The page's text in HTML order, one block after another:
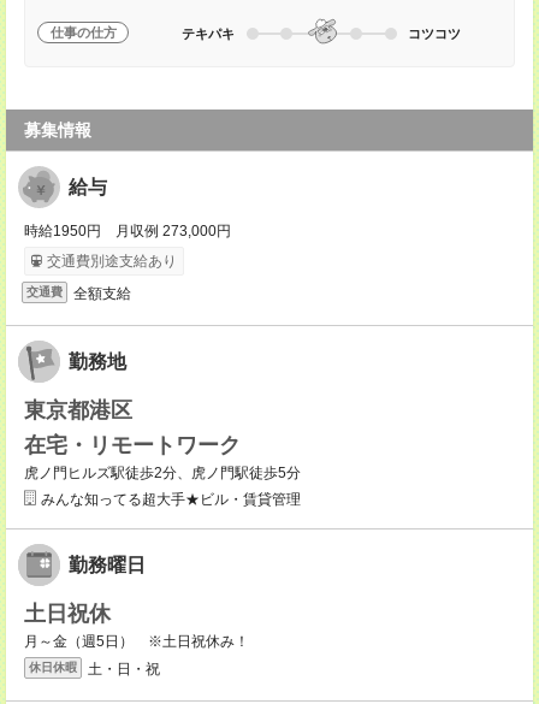
仕事の仕方 テキパキ コツコツ
募集情報
給与
時給1950円 月収例 273,000円
交通費別途支給あり
交通費 全額支給
勤務地
東京都港区
在宅・リモートワーク
虎ノ門ヒルズ駅徒歩2分、虎ノ門駅徒歩5分
みんな知ってる超大手★ビル・賃貸管理
勤務曜日
土日祝休
月～金（週5日） ※土日祝休み！
休日休暇 土・日・祝